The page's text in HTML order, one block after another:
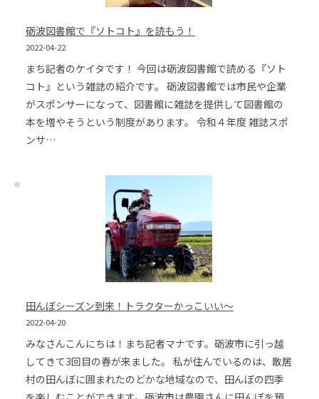
砺波図書館で『ソトコト』を読もう！
2022-04-22
まち記者のケイタです！ 今回は砺波図書館で読める『ソト
コト』という雑誌の紹介です。 砺波図書館では市民や企業
がスポンサーになって、図書館に雑誌を提供して図書館の
本を増やそうという制度があります。 令和４年度 雑誌スポ
ンサ…
田んぼシーズン到来！トラクターかっこいい～
2022-04-20
みなさんこんにちは！まち記者マナです。砺波市に引っ越
してきて3回目の春が来ました。 私が住んでいるのは、散居
村の田んぼに囲まれたのどかな地域なので、田んぼの四季